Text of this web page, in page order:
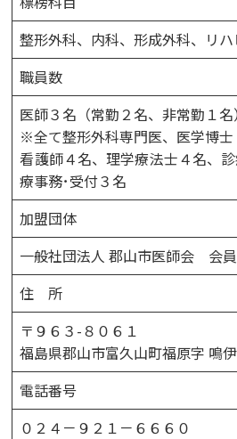
整形外科、内科、形成外科、リ
職員数
医師３名（常勤２名、非常勤１名）
※全て整形外科専門医、医学博士
看護師４名、理学療法士４名、
療事務･受付３名
加盟団体
一般社団法人 郡山市医師会 会員
住 所
〒９６３-８０６１
福島県郡山市富久山町福原字 鳴
電話番号
０２４－９２１－６６６０